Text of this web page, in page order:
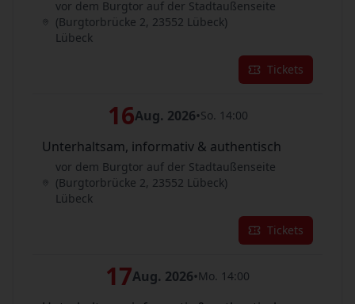
vor dem Burgtor auf der Stadtaußenseite
(Burgtorbrücke 2, 23552 Lübeck)
Lübeck
Tickets
16Aug. 2026•So. 14:00
Unterhaltsam, informativ & authentisch
vor dem Burgtor auf der Stadtaußenseite
(Burgtorbrücke 2, 23552 Lübeck)
Lübeck
Tickets
17Aug. 2026•Mo. 14:00